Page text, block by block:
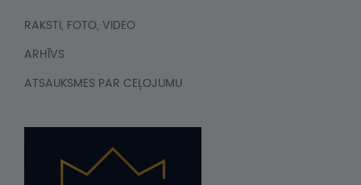
RAKSTI, FOTO, VIDEO
ARHĪVS
ATSAUKSMES PAR CEĻOJUMU